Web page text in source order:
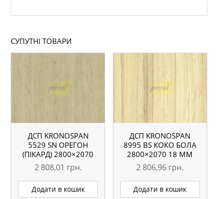
СУПУТНІ ТОВАРИ
ДСП KRONOSPAN
5529 SN ОРЕГОН
(ПІКАРД) 2800×2070
18 ММ
2 808,01 грн.
Додати в кошик
ДСП KRONOSPAN
8995 ВS КОКО БОЛА
2800×2070 18 ММ
2 806,96 грн.
Додати в кошик